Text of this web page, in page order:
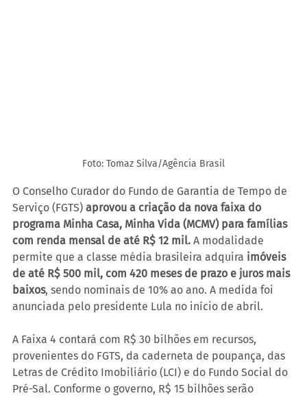
Foto: Tomaz Silva/Agência Brasil
O Conselho Curador do Fundo de Garantia de Tempo de
Serviço (FGTS) aprovou a criação da nova faixa do
programa Minha Casa, Minha Vida (MCMV) para famílias
com renda mensal de até R$ 12 mil. A modalidade
permite que a classe média brasileira adquira imóveis
de até R$ 500 mil, com 420 meses de prazo e juros mais
baixos, sendo nominais de 10% ao ano. A medida foi
anunciada pelo presidente Lula no início de abril.
A Faixa 4 contará com R$ 30 bilhões em recursos,
provenientes do FGTS, da caderneta de poupança, das
Letras de Crédito Imobiliário (LCI) e do Fundo Social do
Pré-Sal. Conforme o governo, R$ 15 bilhões serão